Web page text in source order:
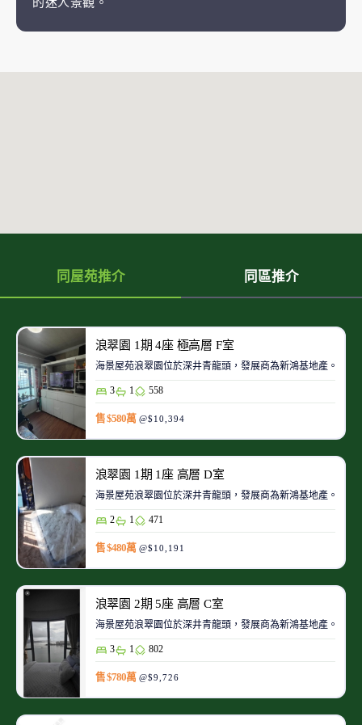
同屋苑推介 同區推介
浪翠園 1期 4座 極高層 F室
海景屋苑浪翠園位於深井青龍頭，發展商為新鴻基地產。浪
3 1 558
售 $580萬 @$10,394
浪翠園 1期 1座 高層 D室
海景屋苑浪翠園位於深井青龍頭，發展商為新鴻基地產。浪
2 1 471
售 $480萬 @$10,191
浪翠園 2期 5座 高層 C室
海景屋苑浪翠園位於深井青龍頭，發展商為新鴻基地產。浪
3 1 802
售 $780萬 @$9,726